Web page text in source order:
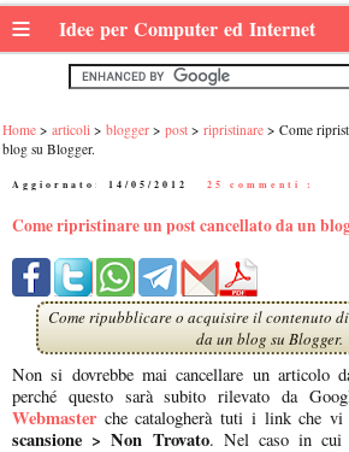
≡ Idee per Computer ed Internet
Home articoli blogger post ripristinare
Come
blog su Blogger.
Aggiornato: 14/05/2012 25 commenti :
Come ripristinare un post cancellato da un
Come ripubblicare o acquisire il contenuto
da un blog su Blogger.
Non si dovrebbe mai cancellare un articolo
perché questo sarà subito rilevato da
Webmasterche catalogherà tuti i link che vi
scansione > Non Trovato. Nel caso in cui